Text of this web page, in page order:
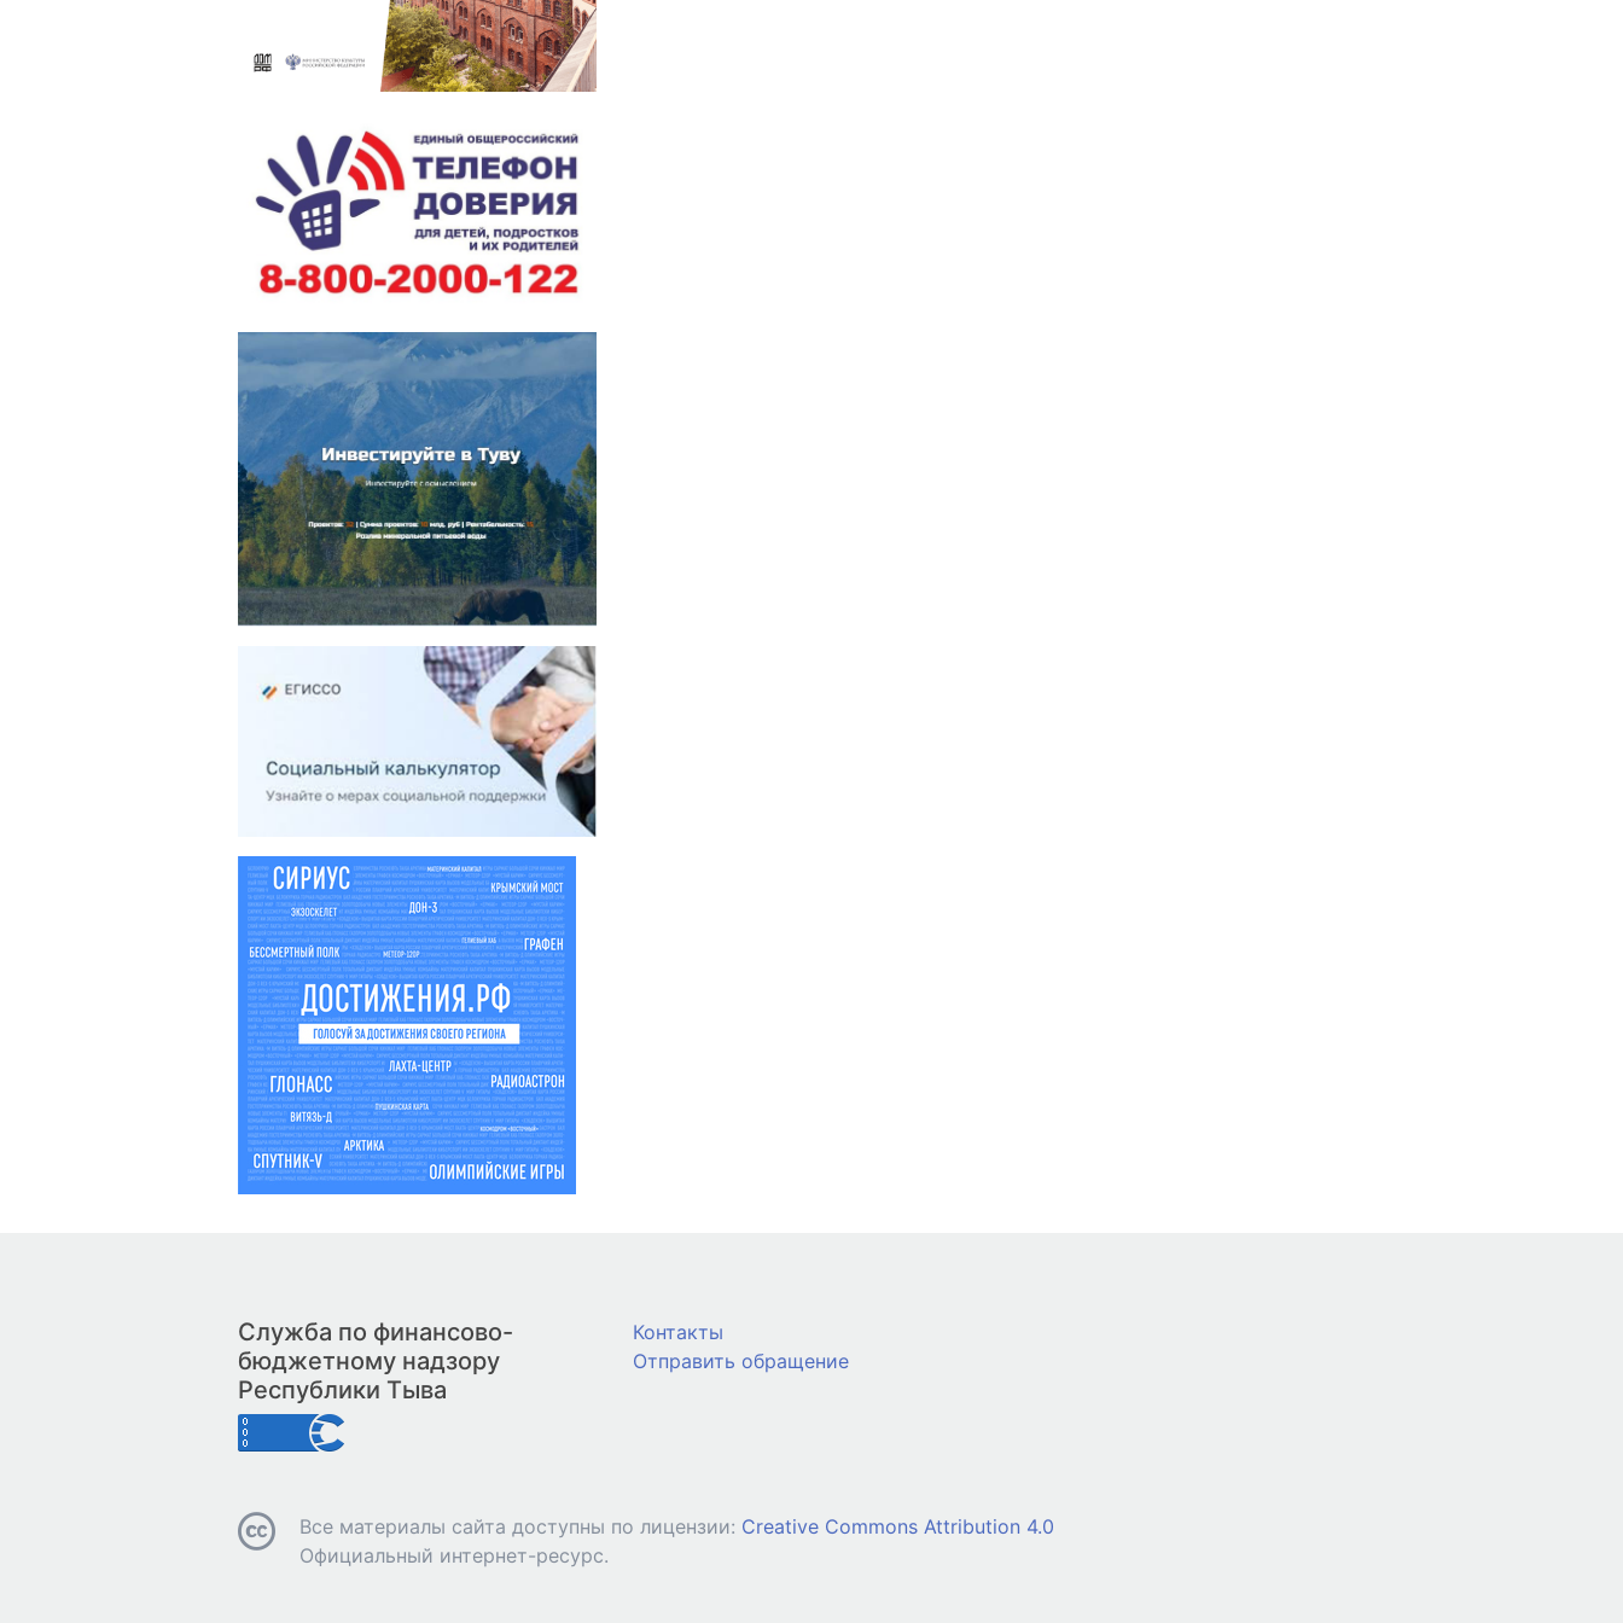
Служба по финансово-
бюджетному надзору
Республики Тыва
Контакты
Отправить обращение
Все материалы сайта доступны по лицензии: Creative Commons Attribution 4.0
Официальный интернет-ресурс.